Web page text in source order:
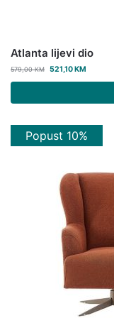
Atlanta lijevi dio
579,00KM 521,10KM
Popust 10%